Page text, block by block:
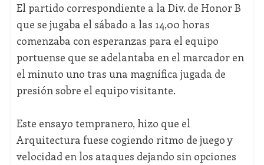
El partido correspondiente a la Div. de Honor B
que se jugaba el sábado a las 14,00 horas
comenzaba con esperanzas para el equipo
portuense que se adelantaba en el marcador en
el minuto uno tras una magnífica jugada de
presión sobre el equipo visitante.
Este ensayo tempranero, hizo que el
Arquitectura fuese cogiendo ritmo de juego y
velocidad en los ataques dejando sin opciones